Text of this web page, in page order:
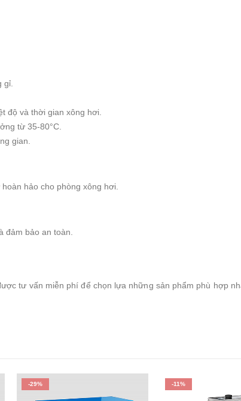
gỉ.
độ và thời gian xông hơi.
từ 35-80°C.
gian.
hảo cho phòng xông hơi.
đảm bảo an toàn.
tư vấn miễn phí để chọn lựa những sản phẩm phù hợp
-29% -11%